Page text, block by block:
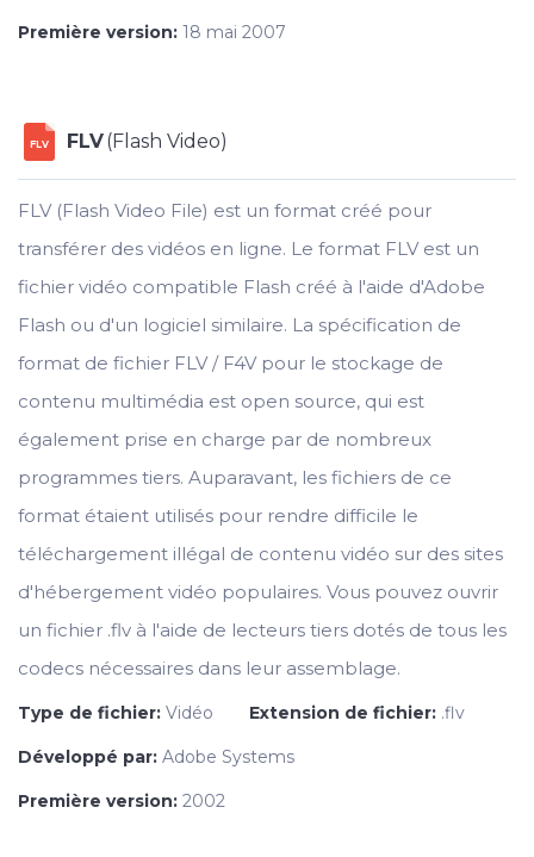
Première version: 18 mai 2007
FLV FLV(Flash Video)
FLV (Flash Video File) est un format créé pour
transférer des vidéos en ligne. Le format FLV est un
fichier vidéo compatible Flash créé à l'aide d'Adobe
Flash ou d'un logiciel similaire. La spécification de
format de fichier FLV / F4V pour le stockage de
contenu multimédia est open source, qui est
également prise en charge par de nombreux
programmes tiers. Auparavant, les fichiers de ce
format étaient utilisés pour rendre difficile le
téléchargement illégal de contenu vidéo sur des sites
d'hébergement vidéo populaires. Vous pouvez ouvrir
un fichier .flv à l'aide de lecteurs tiers dotés de tous les
codecs nécessaires dans leur assemblage.
Type de fichier: Vidéo Extension de fichier: .flv
Développé par: Adobe Systems
Première version: 2002